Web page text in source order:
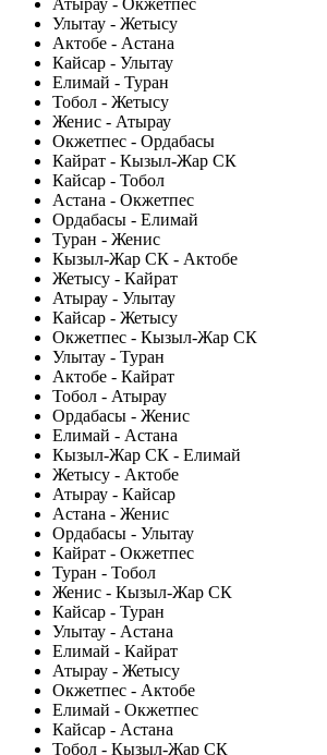
Атырау - Окжетпес
Улытау - Жетысу
Актобе - Астана
Кайсар - Улытау
Елимай - Туран
Тобол - Жетысу
Женис - Атырау
Окжетпес - Ордабасы
Кайрат - Кызыл-Жар СК
Кайсар - Тобол
Астана - Окжетпес
Ордабасы - Елимай
Туран - Женис
Кызыл-Жар СК - Актобе
Жетысу - Кайрат
Атырау - Улытау
Кайсар - Жетысу
Окжетпес - Кызыл-Жар СК
Улытау - Туран
Актобе - Кайрат
Тобол - Атырау
Ордабасы - Женис
Елимай - Астана
Кызыл-Жар СК - Елимай
Жетысу - Актобе
Атырау - Кайсар
Астана - Женис
Ордабасы - Улытау
Кайрат - Окжетпес
Туран - Тобол
Женис - Кызыл-Жар СК
Кайсар - Туран
Улытау - Астана
Елимай - Кайрат
Атырау - Жетысу
Окжетпес - Актобе
Елимай - Окжетпес
Кайсар - Астана
Тобол - Кызыл-Жар СК